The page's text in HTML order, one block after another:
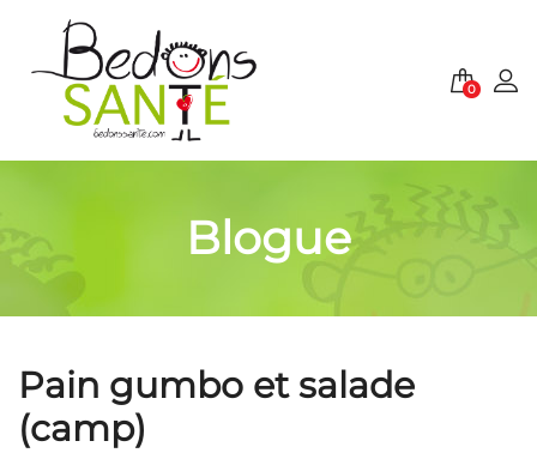
0
Blogue
Pain gumbo et salade
(camp)